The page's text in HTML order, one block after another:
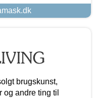
brugskunst,
andre ting til